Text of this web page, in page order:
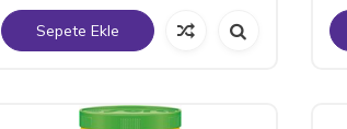
Sepete Ekle